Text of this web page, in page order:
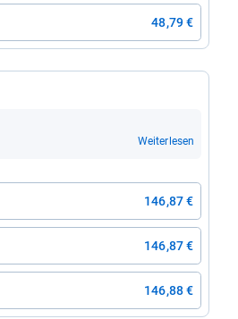
48,79 €
Weiterlesen
146,87 €
146,87 €
146,88 €